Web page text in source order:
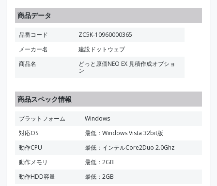
商品データ
品番コード
ZC5K-10960000365
メーカー名
建設ドットウェブ
商品名
どっと原価NEO EX 見積作成オプショ
ン
商品スペック情報
プラットフォーム
Windows
対応OS
最低：Windows Vista 32bit版
動作CPU
最低：インテルCore2Duo 2.0Ghz
動作メモリ
最低：2GB
動作HDD容量
最低：2GB